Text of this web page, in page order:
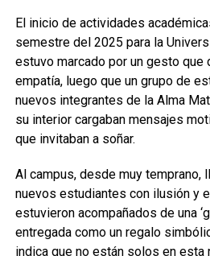
El inicio de actividades
semestre del 2025 para la
estuvo marcado por un gesto
empatía, luego que un grupo de
nuevos integrantes de la Alma
su interior cargaban mensajes
que invitaban a soñar.
Al campus, desde muy temprano,
nuevos estudiantes con ilusión y
estuvieron acompañados de una
entregada como un regalo
indica que no están solos en esta